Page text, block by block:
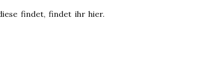
findet, findet ihr hier.